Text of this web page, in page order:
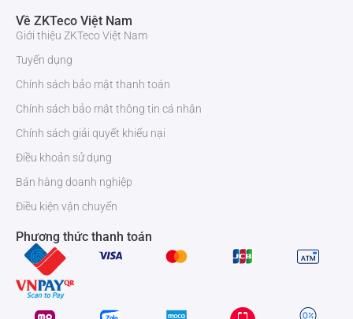
Về ZKTeco Việt Nam
Giới thiệu ZKTeco Việt Nam
Tuyển dụng
Chính sách bảo mật thanh toán
Chính sách bảo mật thông tin cá nhân
Chính sách giải quyết khiếu nại
Điều khoản sử dụng
Bán hàng doanh nghiệp
Điều kiện vận chuyển
Phương thức thanh toán